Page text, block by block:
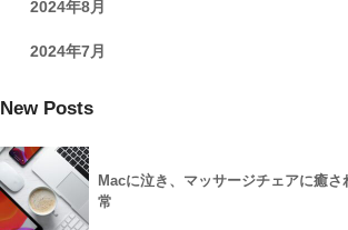
2024年8月
2024年7月
New Posts
Macに泣き、マッサージチェアに癒さ
常